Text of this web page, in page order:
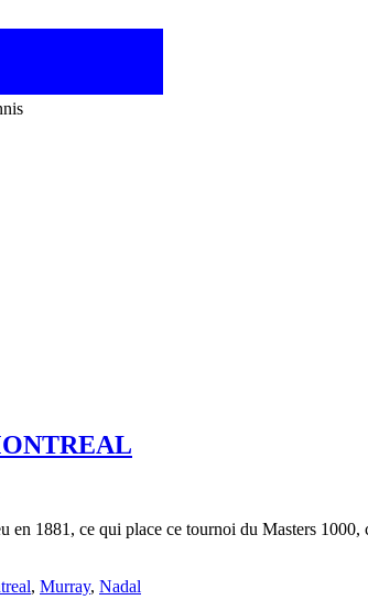
1881, ce qui place ce tournoi du Masters
, Murray, Nadal